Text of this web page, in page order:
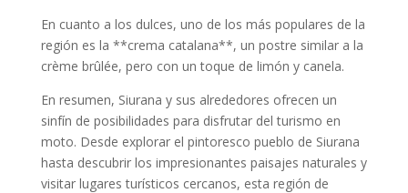
En cuanto a los dulces, uno de los más populares de la
región es la **crema catalana**, un postre similar a la
crème brûlée, pero con un toque de limón y canela.
En resumen, Siurana y sus alrededores ofrecen un
sinfín de posibilidades para disfrutar del turismo en
moto. Desde explorar el pintoresco pueblo de Siurana
hasta descubrir los impresionantes paisajes naturales y
visitar lugares turísticos cercanos, esta región de